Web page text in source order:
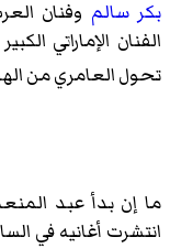
بكر سالم وفنان
الفنان الإماراتي
تحول العامري من
ما إن بدأ عبد
انتشرت أغانيه في